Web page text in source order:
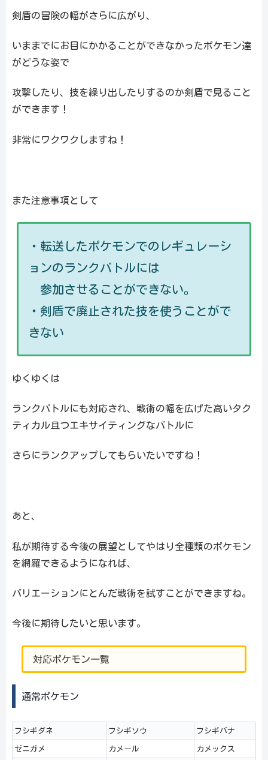
剣盾の冒険の幅がさらに広がり、
いままでにお目にかかることができなかったポケモン達
がどうな姿で
攻撃したり、技を繰り出したりするのか剣盾で見ること
ができます！
非常にワクワクしますね！
また注意事項として
・転送したポケモンでのレギュレーシ
ョンのランクバトルには
参加させることができない。
・剣盾で廃止された技を使うことがで
きない
ゆくゆくは
ランクバトルにも対応され、戦術の幅を広げた高いタク
ティカル且つエキサイティングなバトルに
さらにランクアップしてもらいたいですね！
あと、
私が期待する今後の展望としてやはり全種類のポケモン
を網羅できるようになれば、
バリエーションにとんだ戦術を試すことができますね。
今後に期待したいと思います。
対応ポケモン一覧
通常ポケモン
フシギダネ フシギソウ フシギバナ
ゼニガメ カメール カメックス